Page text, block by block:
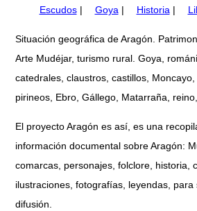
Escudos| Goya | Historia |
Situación geográfica de Aragón.
Arte Mudéjar, turismo rural. Goya,
catedrales, claustros, castillos, Moncayo,
pirineos, Ebro, Gállego, Matarraña,
El proyecto Aragón es así, es una
información documental sobre Aragón:
comarcas, personajes, folclore, historia,
ilustraciones, fotografías, leyendas, para
difusión.